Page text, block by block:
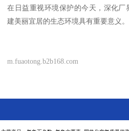
在日益重视环境保护的今天，深化
建美丽宜居的生态环境具有重要意义。
m.fuaotong.b2b168.com